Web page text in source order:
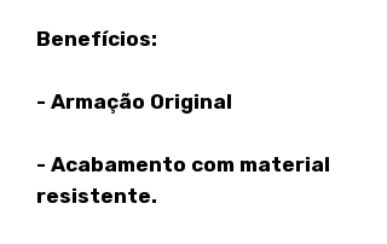
Benefícios:
- Armação Original
- Acabamento com material
resistente.